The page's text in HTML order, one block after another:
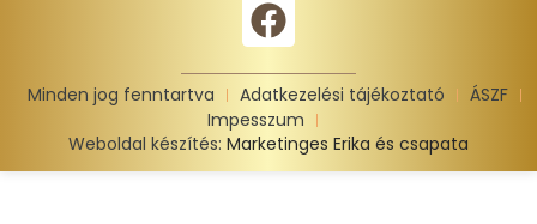
Minden jog fenntartva Adatkezelési tájékoztató
ÁSZF
Impesszum
Weboldal készítés: Marketinges Erika és csapata